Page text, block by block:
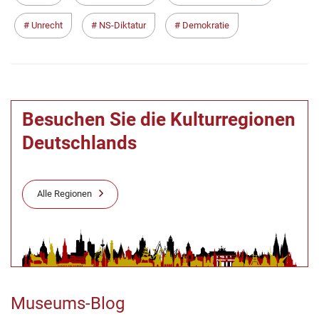
Unrecht NS-Diktatur Demokratie
Besuchen Sie die Kulturregionen
Deutschlands
Alle Regionen
Museums-Blog